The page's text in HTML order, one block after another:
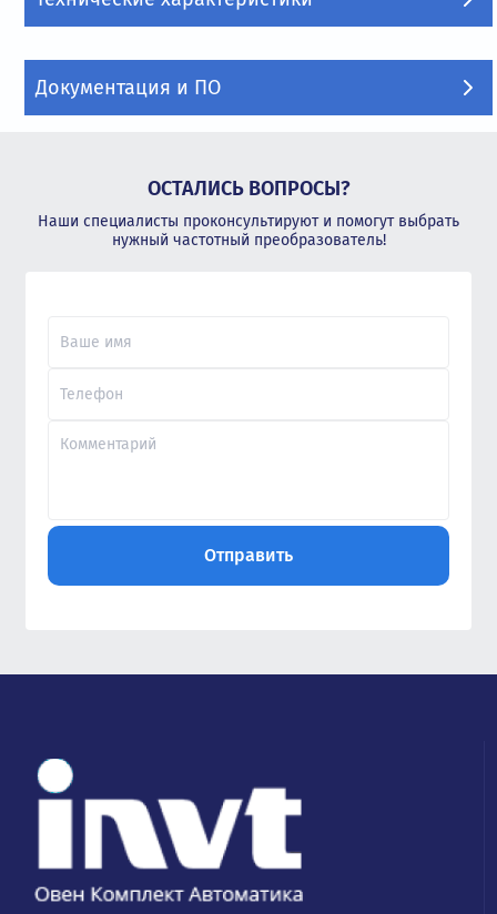
Документация и ПО
ОСТАЛИСЬ ВОПРОСЫ?
Наши специалисты проконсультируют и помогут выбрать
нужный частотный преобразователь!